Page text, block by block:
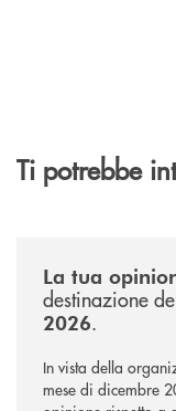
Ti potrebbe
La tua
destinazione
2026.
In vista della
mese di dicembre